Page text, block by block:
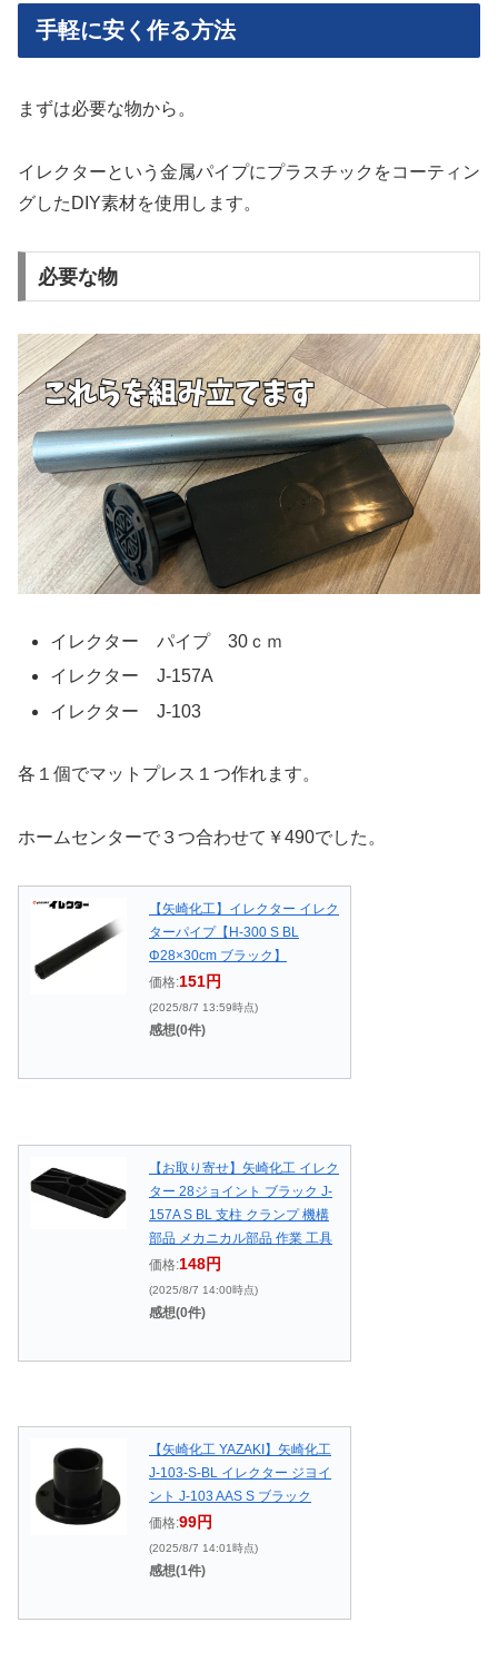
手軽に安く作る方法
まずは必要な物から。
イレクターという金属パイプにプラスチックをコーティン
グしたDIY素材を使用します。
必要な物
イレクター パイプ 30ｃｍ
イレクター J-157A
イレクター J-103
各１個でマットプレス１つ作れます。
ホームセンターで３つ合わせて￥490でした。
【矢崎化工】イレクター イレク
ターパイプ【H-300 S BL
Φ28×30cm ブラック】
価格:151円
(2025/8/7 13:59時点)
感想(0件)
【お取り寄せ】矢崎化工 イレク
ター 28ジョイント ブラック J-
157A S BL 支柱 クランプ 機構
部品 メカニカル部品 作業 工具
価格:148円
(2025/8/7 14:00時点)
感想(0件)
【矢崎化工 YAZAKI】矢崎化工
J-103-S-BL イレクター ジヨイ
ント J-103 AAS S ブラック
価格:99円
(2025/8/7 14:01時点)
感想(1件)